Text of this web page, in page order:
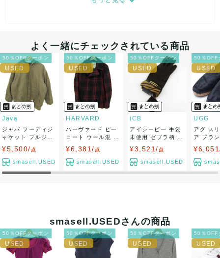
ネコポスの場合は日時指定ができませんので、ご了承下さい
ませ。
USED品に関しましては、見る方によって状態の価値観が異な
りますので、トラブルを避けるため、神経質な方や完璧な商
品を求められる方は御購入をお控えください。
また商品には細心の注意をはらっておりますが、何かござい
また並行輸入品もございますので、真贋方法などお答えでき
ない場合もございます。
よく一緒にチェックされている商品
50％OFFクーポン
Java
ジャバ フーディジ
ャケット フルジッ
¥5,500/ 点
smasell.USED
50％OFFクーポン
HARVARD
ハーヴァード ピー
コート ウール混 ブ
¥6,381/ 点
smasell.USED
50％OFFクーポン
iCB
アイシービー 手袋
未使用 ゼブラ柄 グ
¥3,521/ 点
smasell.USED
50％OFF
UGG
アグ ス
ア ブラ
smasell.USEDさんの商品
50％OFFクーポン 50％OFFクーポン 50％OFFクーポン 50％OFF